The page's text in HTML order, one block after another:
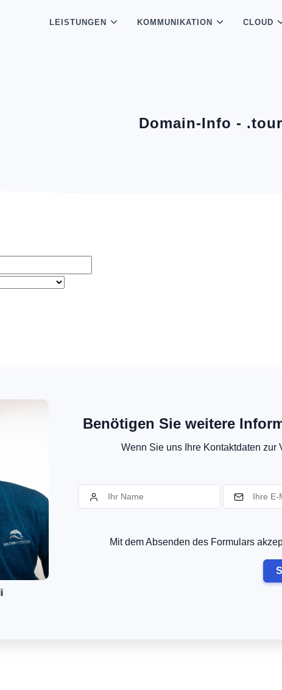
LEISTUNGEN KOMMUNIKATION CLOUD
Domain-Info -
Benötigen Sie weitere
Wenn Sie uns Ihre Kontaktdaten zur
Mit dem Absenden des Formulars